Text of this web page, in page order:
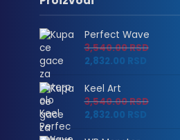
Perfect Wave
3,540.00RSD
2,832.00 RSD
Keel Art
3,540.00RSD
2,832.00 RSD